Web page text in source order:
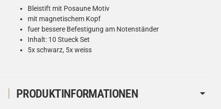
PRODUKTINFORMATIONEN
Bleistift mit Posaune Motiv
mit magnetischem Kopf
fuer bessere Befestigung am Notenständer
Inhalt: 10 Stueck Set
5x schwarz, 5x weiss